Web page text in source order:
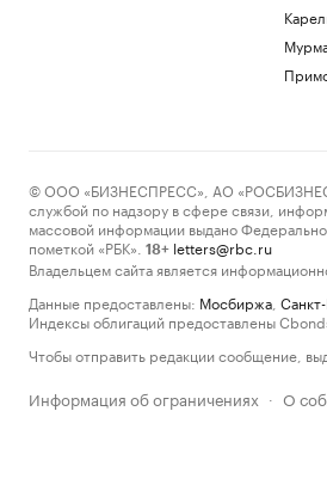
© ООО «БИЗНЕСПРЕСС», АО
службой по надзору в сфере связи,
массовой информации выдано
пометкой «РБК».
18+ letters@rbc.ru
Владельцем сайта является
Данные предоставлены: Мосбиржа
Индексы облигаций предоставлены
Чтобы отправить редакции сообщение,
Информация об ограничениях · О